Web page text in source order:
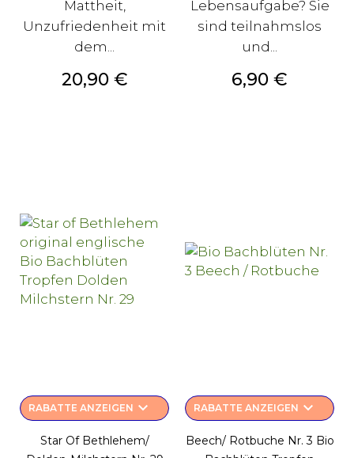
Mattheit,
Unzufriedenheit mit
dem...
Preis
20,90 €
Lebensaufgabe? Sie
sind teilnahmslos
und...
Preis
6,90 €
RABATTE ANZEIGEN keyboard_arrow_down
Star Of Bethlehem/
RABATTE ANZEIGEN keyboard_arrow_down
Beech/ Rotbuche Nr. 3 Bio